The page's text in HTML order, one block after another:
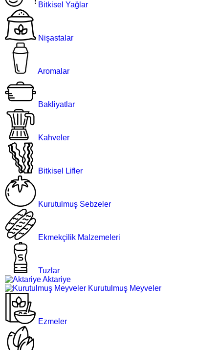
Bitkisel Yağlar
Nişastalar
Aromalar
Bakliyatlar
Kahveler
Bitkisel Lifler
Kurutulmuş Sebzeler
Ekmekçilik Malzemeleri
Tuzlar
Aktariye
Kurutulmuş Meyveler
Ezmeler